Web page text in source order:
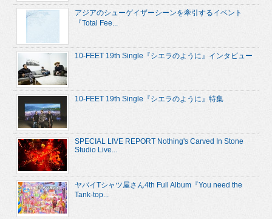
アジアのシューゲイザーシーンを牽引するイベント
『Total Fee...
10-FEET 19th Single『シエラのように』インタビュー
10-FEET 19th Single『シエラのように』特集
SPECIAL LIVE REPORT Nothing's Carved In Stone
Studio Live...
ヤバイTシャツ屋さん4th Full Album『You need the
Tank-top...